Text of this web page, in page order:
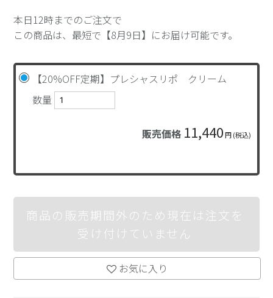
本日12時までのご注文で
この商品は、最短で【8月9日】にお届け可能です。
【20%OFF定期】プレシャスリポ クリーム
数量
販売価格 11,440円 (税込)
商品の販売期間外のため現在は注文を
受け付けていません
お気に入り